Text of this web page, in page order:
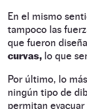
En el mismo
tampoco las
que fueron
curvas, lo que
Por último, lo
ningún tipo de
permitan